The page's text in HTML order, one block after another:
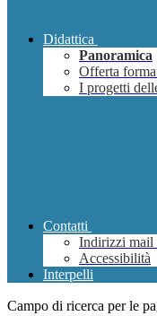
Didattica
Panoramica
Offerta
I progetti
Contatti
Indirizzi mail
Accessibilità
Interpelli
Campo di ricerca per le